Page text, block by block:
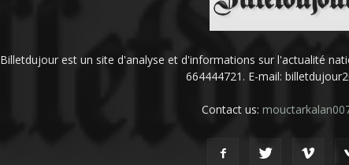
Billetdujour est un site d'analyse et d'informations sur l'actualité
664444721. E-mail:
Contact us: